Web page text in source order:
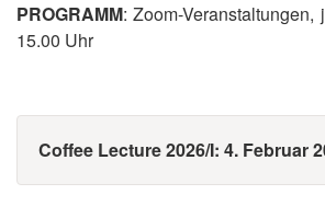
PROGRAMM: Zoom-
15.00 Uhr
Coffee Lecture 2026/I: 4. Februar